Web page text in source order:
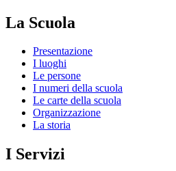
La Scuola
Presentazione
I luoghi
Le persone
I numeri della scuola
Le carte della scuola
Organizzazione
La storia
I Servizi